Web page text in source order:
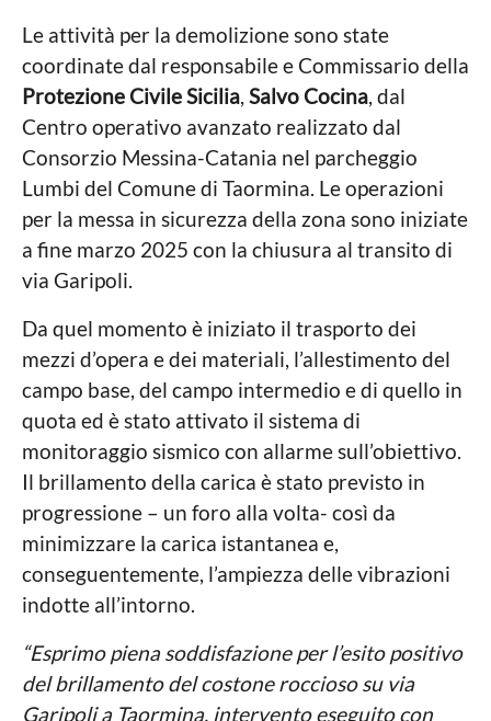
Le attività per la demolizione sono state
coordinate dal responsabile e Commissario della
Protezione Civile Sicilia Salvo Cocina , dal
Centro operativo avanzato realizzato dal
Consorzio Messina-Catania nel parcheggio
Lumbi del Comune di Taormina. Le operazioni
per la messa in sicurezza della zona sono iniziate
a fine marzo 2025 con la chiusura al transito di
via Garipoli.
Da quel momento è iniziato il trasporto dei
mezzi d’opera e dei materiali, l’allestimento del
campo base, del campo intermedio e di quello in
quota ed è stato attivato il sistema di
monitoraggio sismico con allarme sull’obiettivo.
Il brillamento della carica è stato previsto in
progressione – un foro alla volta- così da
minimizzare la carica istantanea e,
conseguentemente, l’ampiezza delle vibrazioni
indotte all’intorno.
“Esprimo piena soddisfazione per l’esito positivo
del brillamento del costone roccioso su via
Garipoli a Taormina, intervento eseguito con